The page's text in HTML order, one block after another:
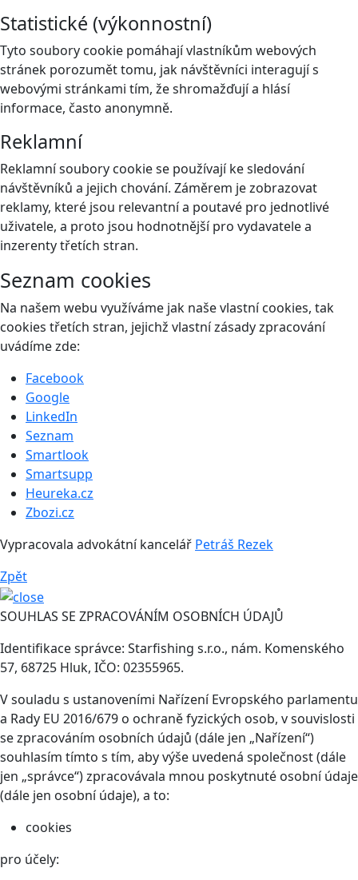
Statistické (výkonnostní)
Tyto soubory cookie pomáhají vlastníkům webových
stránek porozumět tomu, jak návštěvníci interagují s
webovými stránkami tím, že shromažďují a hlásí
informace, často anonymně.
Reklamní
Reklamní soubory cookie se používají ke sledování
návštěvníků a jejich chování. Záměrem je zobrazovat
reklamy, které jsou relevantní a poutavé pro jednotlivé
uživatele, a proto jsou hodnotnější pro vydavatele a
inzerenty třetích stran.
Seznam cookies
Na našem webu využíváme jak naše vlastní cookies, tak
cookies třetích stran, jejichž vlastní zásady zpracování
uvádíme zde:
Facebook
Google
LinkedIn
Seznam
Smartlook
Smartsupp
Heureka.cz
Zbozi.cz
Vypracovala advokátní kancelář Petráš Rezek
Zpět
SOUHLAS SE ZPRACOVÁNÍM OSOBNÍCH ÚDAJŮ
Identifikace správce: Starfishing s.r.o., nám. Komenského
57, 68725 Hluk, IČO: 02355965.
V souladu s ustanoveními Nařízení Evropského parlamentu
a Rady EU 2016/679 o ochraně fyzických osob, v souvislosti
se zpracováním osobních údajů (dále jen „Nařízení“)
souhlasím tímto s tím, aby výše uvedená společnost (dále
jen „správce“) zpracovávala mnou poskytnuté osobní údaje
(dále jen osobní údaje), a to:
cookies
pro účely: